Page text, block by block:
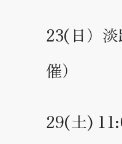
23(日）
催）
29(土)